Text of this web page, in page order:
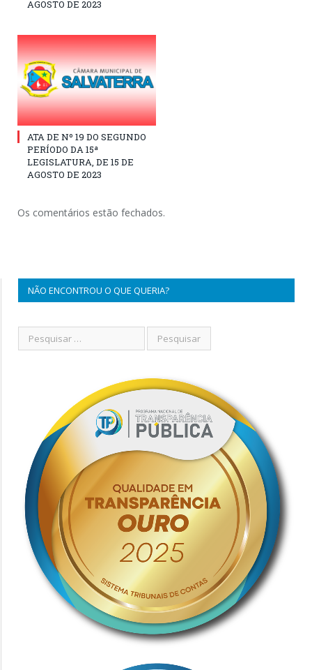
AGOSTO DE 2023
ATA DE Nº 19 DO SEGUNDO
PERÍODO DA 15ª
LEGISLATURA, DE 15 DE
AGOSTO DE 2023
Os comentários estão fechados.
NÃO ENCONTROU O QUE QUERIA?